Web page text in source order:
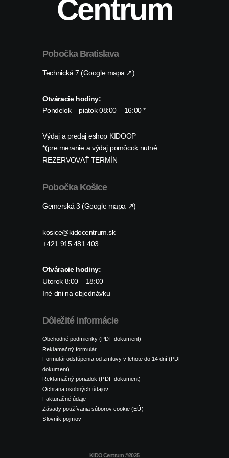
Centrum
Pobočka Bratislava
Technická 7 (Google mapa ↗)
Otváracie hodiny:
Pondelok – piatok 08:00 – 16:00 *
Výdaj a predaj eshop KIDOOP
*(pre meranie a výdaj pomôcok nutné
REZERVOVAŤ TERMÍN
Pobočka Košice
Gemerská 3 (Google mapa ↗)
kosice@kidocentrum.sk
+421 915 481 403
Otváracie hodiny:
Utorok 8:00 – 18:00
Iné dni na objednávku
Dôležité informácie
Obchodné podmienky (PDF dokument)
Reklamačný formulár
Formulár odstúpenia od zmluvy v lehote do 14 dní (PDF
dokument)
Reklamačný poriadok (PDF dokument)
Ochrana osobných údajov
Fakturačné údaje
Zásady používania súborov cookie (EÚ)
Slovník pojmov
KIDO Centrum ©2025